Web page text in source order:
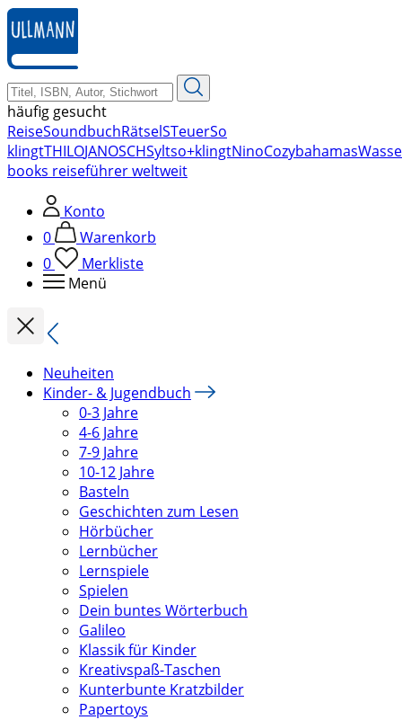
zum
Hauptinhalt
springen
häufig gesucht
ReiseSoundbuchRätselSTeuerSo
klingtTHILOJANOSCHSyltso+klingtNinoCozybahamas
books reiseführer weltweit
Konto
0
Warenkorb
0
Merkliste
Menü
Neuheiten
Kinder- & Jugendbuch
0-3 Jahre
4-6 Jahre
7-9 Jahre
10-12 Jahre
Basteln
Geschichten zum Lesen
Hörbücher
Lernbücher
Lernspiele
Spielen
Dein buntes Wörterbuch
Galileo
Klassik für Kinder
Kreativspaß-Taschen
Kunterbunte Kratzbilder
Papertoys